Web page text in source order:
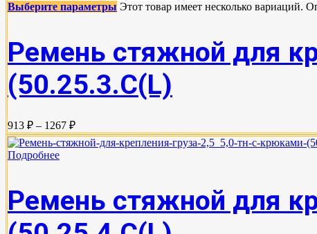
Выберите параметры Этот товар имеет несколько вариаций.
Ремень стяжной для
(50.25.3.C(L)
913 ₽ – 1267 ₽
Подробнее
Ремень стяжной для